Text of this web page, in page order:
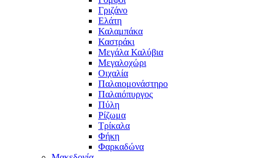
Γριζάνο
Ελάτη
Καλαμπάκα
Καστράκι
Μεγάλα Καλύβια
Μεγαλοχώρι
Οιχαλία
Παλαιομονάστηρο
Παλαιόπυργος
Πύλη
Ρίζωμα
Τρίκαλα
Φήκη
Φαρκαδώνα